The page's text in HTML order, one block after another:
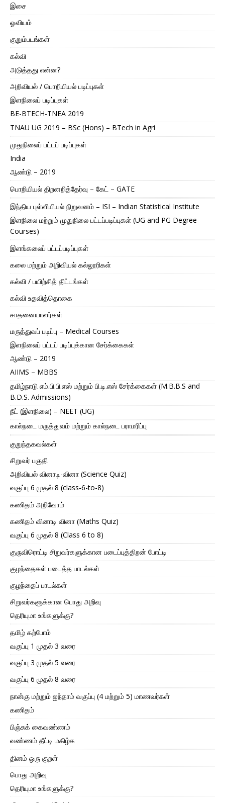
இசை
ஓவியம்
குறும்படங்கள்
கல்வி
அடுத்தது என்ன?
அறிவியல் / பொறியியல் படிப்புகள்
இளநிலைப் படிப்புகள்
BE-BTECH-TNEA 2019
TNAU UG 2019 – BSc (Hons) – BTech in Agri
முதுநிலைப் பட்டப் படிப்புகள்
India
ஆண்டு – 2019
பொறியியல் திறனறித்தேர்வு – கேட் – GATE
இந்திய புள்ளியியல் நிறுவனம் – ISI – Indian Statistical Institute
இளநிலை மற்றும் முதுநிலை பட்டப்படிப்புகள் (UG and PG Degree
Courses)
இளங்கலைப் பட்டப்படிப்புகள்
கலை மற்றும் அறிவியல் கல்லூரிகள்
கல்வி / பயிற்சித் திட்டங்கள்
கல்வி உதவித்தொகை
சாதனையாளர்கள்
மருத்துவப் படிப்பு – Medical Courses
இளநிலைப் பட்டப் படிப்புக்கான சேர்க்கைகள்
ஆண்டு – 2019
AIIMS – MBBS
தமிழ்நாடு எம்.பி.பி.எஸ் மற்றும் பி.டி.எஸ் சேர்க்கைகள் (M.B.B.S and
B.D.S. Admissions)
நீட் (இளநிலை) – NEET (UG)
கால்நடை மருத்துவம் மற்றும் கால்நடை பராமரிப்பு
குறுந்தகவல்கள்
சிறுவர் பகுதி
அறிவியல் வினாடி-வினா (Science Quiz)
வகுப்பு 6 முதல் 8 (class-6-to-8)
கணிதம் அறிவோம்
கணிதம் வினாடி வினா (Maths Quiz)
வகுப்பு 6 முதல் 8 (Class 6 to 8)
குருவிரொட்டி சிறுவர்களுக்கான படைப்புத்திறன் போட்டி
குழந்தைகள் படைத்த பாடல்கள்
குழந்தைப் பாடல்கள்
சிறுவர்களுக்கான பொது அறிவு
தெரியுமா உங்களுக்கு?
தமிழ் கற்போம்
வகுப்பு 1 முதல் 3 வரை
வகுப்பு 3 முதல் 5 வரை
வகுப்பு 6 முதல் 8 வரை
நான்கு மற்றும் ஐந்தாம் வகுப்பு (4 மற்றும் 5) மாணவர்கள்
கணிதம்
பிஞ்சுக் கைவண்ணம்
வண்ணம் தீட்டி மகிழ்க
தினம் ஒரு குறள்
பொது அறிவு
தெரியுமா உங்களுக்கு?